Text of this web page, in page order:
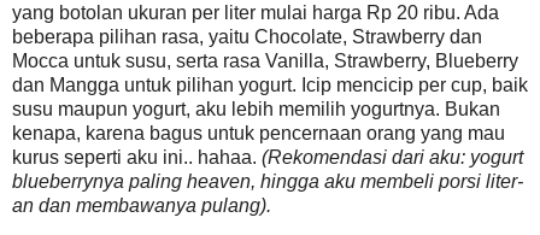
yang botolan ukuran per liter mulai harga Rp 20 ribu. Ada
beberapa pilihan rasa, yaitu Chocolate, Strawberry dan
Mocca untuk susu, serta rasa Vanilla, Strawberry, Blueberry
dan Mangga untuk pilihan yogurt. Icip mencicip per cup, baik
susu maupun yogurt, aku lebih memilih yogurtnya. Bukan
kenapa, karena bagus untuk pencernaan orang yang mau
kurus seperti aku ini.. hahaa. (Rekomendasi dari aku: yogurt
blueberrynya paling heaven, hingga aku membeli porsi liter-
an dan membawanya pulang).